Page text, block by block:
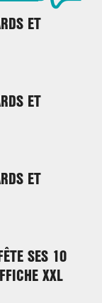
ET
ET
ET
SES 10
XXL